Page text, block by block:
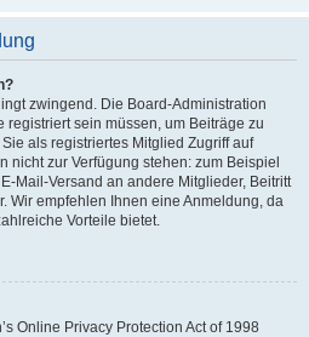
zwingend. Die Board-Administration
registriert sein müssen, um Beiträge zu
als registriertes Mitglied Zugriff auf
nicht zur Verfügung stehen: zum Beispiel
Mail-Versand an andere Mitglieder, Beitritt
Wir empfehlen Ihnen eine Anmeldung, da
Vorteile bietet.
Online Privacy Protection Act of 1998